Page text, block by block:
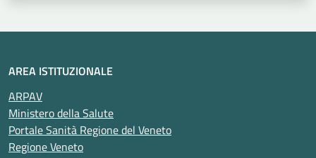
AREA ISTITUZIONALE
ARPAV
Ministero della Salute
Portale Sanità Regione del Veneto
Regione Veneto